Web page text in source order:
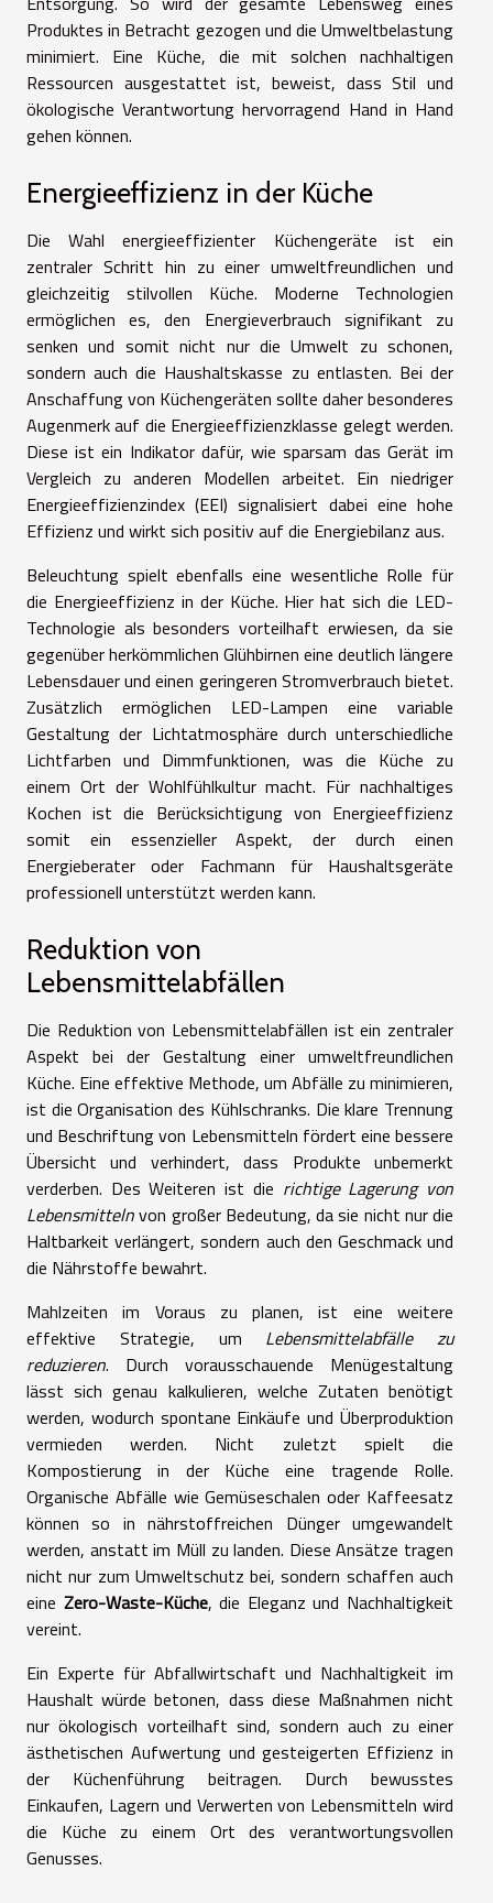
Produktes in Betracht gezogen und die Umweltbelastung
minimiert. Eine Küche, die mit solchen nachhaltigen
Ressourcen ausgestattet ist, beweist, dass Stil und
ökologische Verantwortung hervorragend Hand in Hand
gehen können.
Energieeffizienz in der Küche
Die Wahl energieeffizienter Küchengeräte ist ein
zentraler Schritt hin zu einer umweltfreundlichen und
gleichzeitig stilvollen Küche. Moderne Technologien
ermöglichen es, den Energieverbrauch signifikant zu
senken und somit nicht nur die Umwelt zu schonen,
sondern auch die Haushaltskasse zu entlasten. Bei der
Anschaffung von Küchengeräten sollte daher besonderes
Augenmerk auf die Energieeffizienzklasse gelegt werden.
Diese ist ein Indikator dafür, wie sparsam das Gerät im
Vergleich zu anderen Modellen arbeitet. Ein niedriger
Energieeffizienzindex (EEI) signalisiert dabei eine hohe
Effizienz und wirkt sich positiv auf die Energiebilanz aus.
Beleuchtung spielt ebenfalls eine wesentliche Rolle für
die Energieeffizienz in der Küche. Hier hat sich die LED-
Technologie als besonders vorteilhaft erwiesen, da sie
gegenüber herkömmlichen Glühbirnen eine deutlich längere
Lebensdauer und einen geringeren Stromverbrauch bietet.
Zusätzlich ermöglichen LED-Lampen eine variable
Gestaltung der Lichtatmosphäre durch unterschiedliche
Lichtfarben und Dimmfunktionen, was die Küche zu
einem Ort der Wohlfühlkultur macht. Für nachhaltiges
Kochen ist die Berücksichtigung von Energieeffizienz
somit ein essenzieller Aspekt, der durch einen
Energieberater oder Fachmann für Haushaltsgeräte
professionell unterstützt werden kann.
Reduktion von
Lebensmittelabfällen
Die Reduktion von Lebensmittelabfällen ist ein zentraler
Aspekt bei der Gestaltung einer umweltfreundlichen
Küche. Eine effektive Methode, um Abfälle zu minimieren,
ist die Organisation des Kühlschranks. Die klare Trennung
und Beschriftung von Lebensmitteln fördert eine bessere
Übersicht und verhindert, dass Produkte unbemerkt
verderben. Des Weiteren ist die richtige Lagerung von
Lebensmittelnvon großer Bedeutung, da sie nicht nur die
Haltbarkeit verlängert, sondern auch den Geschmack und
die Nährstoffe bewahrt.
Mahlzeiten im Voraus zu planen, ist eine weitere
effektive Strategie, um Lebensmittelabfälle zu
reduzieren. Durch vorausschauende Menügestaltung
lässt sich genau kalkulieren, welche Zutaten benötigt
werden, wodurch spontane Einkäufe und Überproduktion
vermieden werden. Nicht zuletzt spielt die
Kompostierung in der Küche eine tragende Rolle.
Organische Abfälle wie Gemüseschalen oder Kaffeesatz
können so in nährstoffreichen Dünger umgewandelt
werden, anstatt im Müll zu landen. Diese Ansätze tragen
nicht nur zum Umweltschutz bei, sondern schaffen auch
eine Zero-Waste-Küche, die Eleganz und Nachhaltigkeit
vereint.
Ein Experte für Abfallwirtschaft und Nachhaltigkeit im
Haushalt würde betonen, dass diese Maßnahmen nicht
nur ökologisch vorteilhaft sind, sondern auch zu einer
ästhetischen Aufwertung und gesteigerten Effizienz in
der Küchenführung beitragen. Durch bewusstes
Einkaufen, Lagern und Verwerten von Lebensmitteln wird
die Küche zu einem Ort des verantwortungsvollen
Genusses.